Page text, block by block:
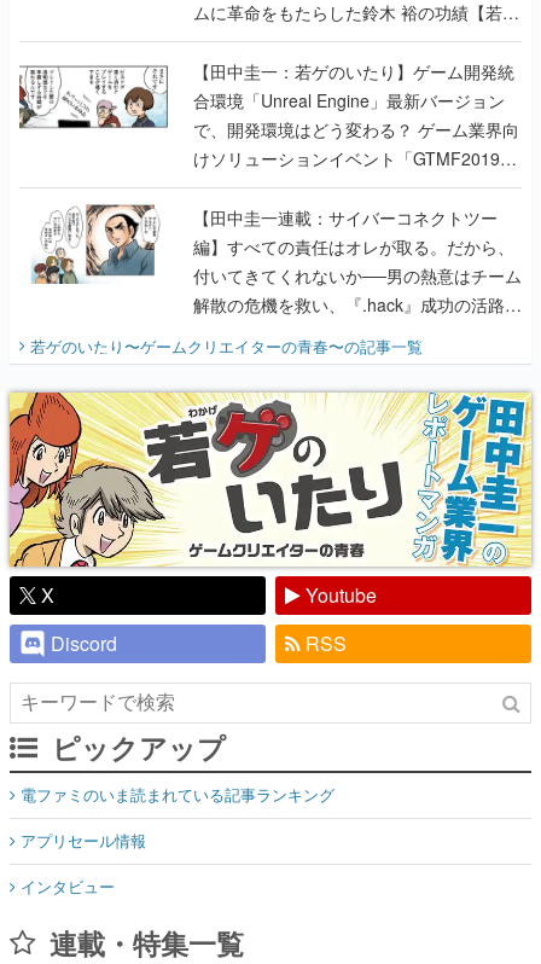
ムに革命をもたらした鈴木 裕の功績【若ゲ
のいたり】
【田中圭一：若ゲのいたり】ゲーム開発統
合環境「Unreal Engine」最新バージョン
で、開発環境はどう変わる？ ゲーム業界向
けソリューションイベント「GTMF2019」
に行って、より理解を深めよう【PR】
【田中圭一連載：サイバーコネクトツー
編】すべての責任はオレが取る。だから、
付いてきてくれないか──男の熱意はチーム
解散の危機を救い、『.hack』成功の活路を
『少年ジャンプ』色だった【若ゲのいた
り】
若ゲのいたり〜ゲームクリエイターの青春〜の記事一覧
X
Youtube
Discord
RSS
ピックアップ
電ファミのいま読まれている記事ランキング
アプリセール情報
インタビュー
連載・特集一覧